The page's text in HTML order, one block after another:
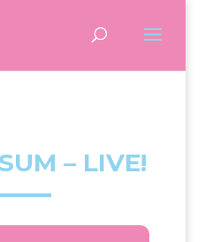
– LIVE!